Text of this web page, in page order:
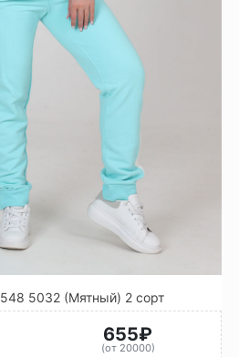
5032 (Мятный) 2 сорт
655₽
(от 20000)